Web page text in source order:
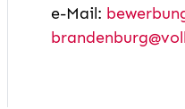
e-Mail: